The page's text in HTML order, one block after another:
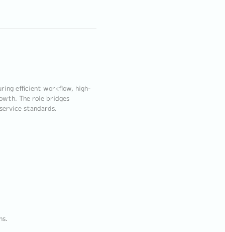
efficient workflow, high-
The role bridges
standards.